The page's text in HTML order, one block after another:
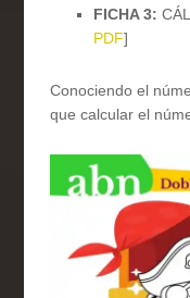
FICHA 3:
PDF]
Conociendo el
que calcular el